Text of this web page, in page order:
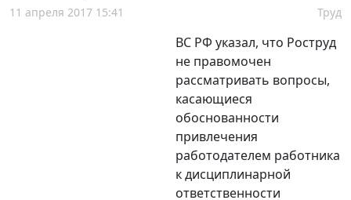
11 апреля 2017 15:41 Труд
ВС РФ указал, что Роструд
не правомочен
рассматривать вопросы,
касающиеся
обоснованности
привлечения
работодателем работника
к дисциплинарной
ответственности